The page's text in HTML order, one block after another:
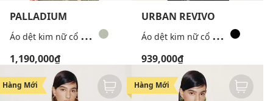
PALLADIUM
Á
o dệt kim nữ cổ yếm Palladium x Beuter
1,190,000₫
URBAN REVIVO
Á
o dệt kim nữ cổ polo tay dài phom ôm
939,000₫
Hàng Mới Hàng Mới